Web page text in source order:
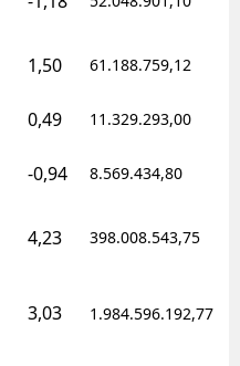
1,50 61.188.759,12
0,49 11.329.293,00
-0,94 8.569.434,80
4,23 398.008.543,75
3,03 1.984.596.192,77